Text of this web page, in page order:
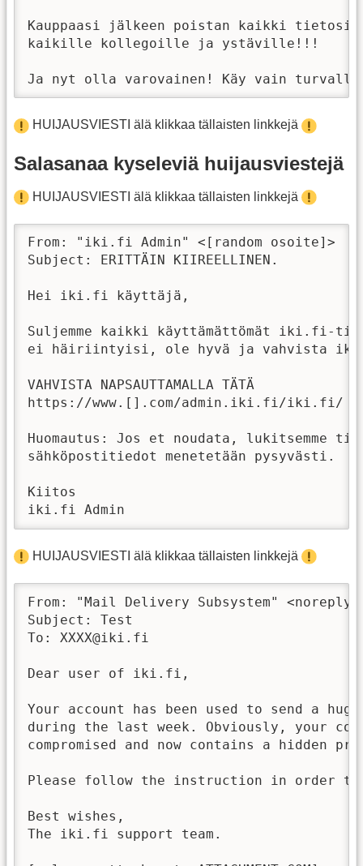
Kauppaasi jälkeen poistan kaikki
kaikille kollegoille ja ystäville!!!
Ja nyt olla varovainen! Käy vain
HUIJAUSVIESTI älä klikkaa tällaisten linkkejä
Salasanaa kyseleviä huijausviestejä
HUIJAUSVIESTI älä klikkaa tällaisten linkkejä
From: "iki.fi Admin" <[random osoite]>
Subject: ERITTÄIN KIIREELLINEN.
Hei iki.fi käyttäjä,
Suljemme kaikki käyttämättömät iki.fi-
ei häiriintyisi, ole hyvä ja vahvista
VAHVISTA NAPSAUTTAMALLA TÄTÄ
https://www.[].com/admin.iki.fi/iki.fi/
Huomautus: Jos et noudata,
sähköpostitiedot menetetään pysyvästi.
Kiitos
HUIJAUSVIESTI älä klikkaa tällaisten linkkejä
From: "Mail Delivery Subsystem"
Subject: Test
To: XXXX@iki.fi
Dear user of iki.fi,
Your account has been used to send a
during the last week. Obviously, your
compromised and now contains a hidden
Please follow the instruction in order to
Best wishes,
The iki.fi support team.